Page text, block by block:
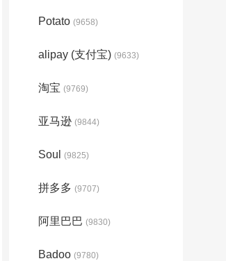
Potato (9658)
alipay (支付宝) (9633)
淘宝 (9769)
亚马逊 (9844)
Soul (9825)
拼多多 (9707)
阿里巴巴 (9830)
Badoo (9780)